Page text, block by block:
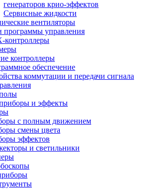
генераторов крио-эффектов
Сервисные жидкости
вентиляторы
управления
контроллеры
контроллеры
обеспечение
коммутации и передачи сигнала
и эффекты
с полным движением
смены цвета
эффектов
и светильники